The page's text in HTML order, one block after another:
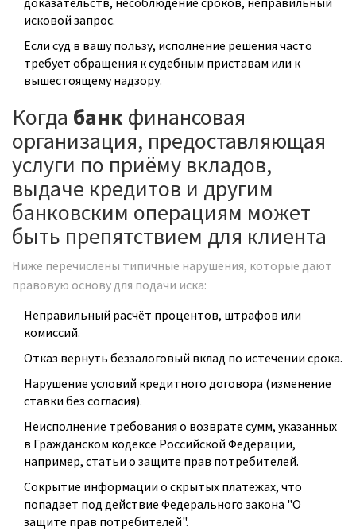
исковой запрос.
Если суд в вашу пользу, исполнение решения часто
требует обращения к судебным приставам или к
вышестоящему надзору.
Когда банк финансовая
организация, предоставляющая
услуги по приёму вкладов,
выдаче кредитов и другим
банковским операциям может
быть препятствием для клиента
Ниже перечислены типичные нарушения, которые дают
правовую основу для подачи иска:
Неправильный расчёт процентов, штрафов или
комиссий.
Отказ вернуть беззалоговый вклад по истечении срока.
Нарушение условий кредитного договора (изменение
ставки без согласия).
Неисполнение требования о возврате сумм, указанных
в Гражданском кодексе Российской Федерации,
например, статьи о защите прав потребителей.
Сокрытие информации о скрытых платежах, что
попадает под действие Федерального закона "О
защите прав потребителей".